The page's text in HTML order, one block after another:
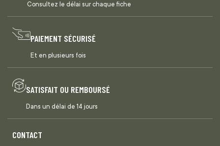
Consultez le délai sur chaque fiche
PAIEMENT SÉCURISÉ
Et en plusieurs fois
SATISFAIT OU REMBOURSÉ
Dans un délai de 14 jours
CONTACT